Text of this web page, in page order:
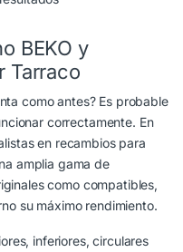
BEKO y
Tarraco
como antes? Es probable
correctamente. En
en recambios para
amplia gama de
como compatibles,
su máximo rendimiento.
inferiores, circulares